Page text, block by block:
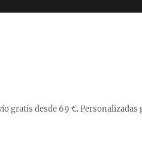
gratis desde 69 €. Personalizadas